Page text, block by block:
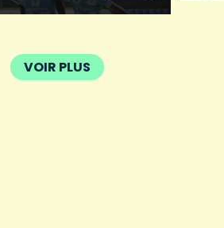
VOIR PLUS